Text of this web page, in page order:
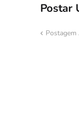
Postar